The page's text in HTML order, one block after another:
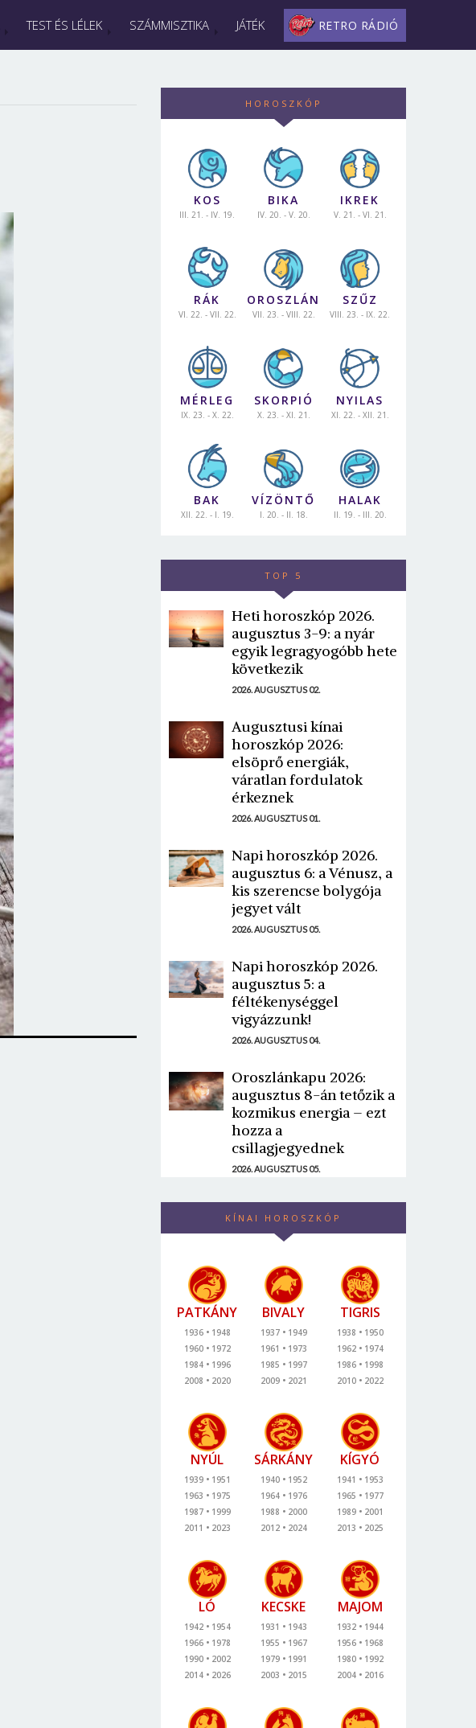
TEST ÉS LÉLEK SZÁMMISZTIKA JÁTÉK RETRO RÁDIÓ
HOROSZKÓP
KOS
III. 21. - IV. 19.
BIKA
IV. 20. - V. 20.
IKREK
V. 21. - VI. 21.
RÁK
VI. 22. - VII. 22.
OROSZLÁN
VII. 23. - VIII. 22.
SZŰZ
VIII. 23. - IX. 22.
MÉRLEG
IX. 23. - X. 22.
SKORPIÓ
X. 23. - XI. 21.
NYILAS
XI. 22. - XII. 21.
BAK
XII. 22. - I. 19.
VÍZÖNTŐ
I. 20. - II. 18.
HALAK
II. 19. - III. 20.
TOP 5
Heti horoszkóp 2026.
augusztus 3-9: a nyár
egyik legragyogóbb hete
következik
2026. AUGUSZTUS 02.
Augusztusi kínai
horoszkóp 2026:
elsöprő energiák,
váratlan fordulatok
érkeznek
2026. AUGUSZTUS 01.
Napi horoszkóp 2026.
augusztus 6: a Vénusz, a
kis szerencse bolygója
jegyet vált
2026. AUGUSZTUS 05.
Napi horoszkóp 2026.
augusztus 5: a
féltékenységgel
vigyázzunk!
2026. AUGUSZTUS 04.
Oroszlánkapu 2026:
augusztus 8-án tetőzik a
kozmikus energia – ezt
hozza a
csillagjegyednek
2026. AUGUSZTUS 05.
KÍNAI HOROSZKÓP
PATKÁNY
1936
1948
1960
1972
1984
1996
2008
2020
BIVALY
1937
1949
1961
1973
1985
1997
2009
2021
TIGRIS
1938
1950
1962
1974
1986
1998
2010
2022
NYÚL
1939
1951
1963
1975
1987
1999
2011
2023
SÁRKÁNY
1940
1952
1964
1976
1988
2000
2012
2024
KÍGYÓ
1941
1953
1965
1977
1989
2001
2013
2025
LÓ
1942
1954
1966
1978
1990
2002
2014
2026
KECSKE
1931
1943
1955
1967
1979
1991
2003
2015
MAJOM
1932
1944
1956
1968
1980
1992
2004
2016